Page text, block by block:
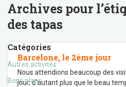
Archives pour
des tapas
Catégories
Autres activités
Bons plans
Barcelone, le 2ème jour
Nous attendions beaucoup des
jour, d’autant plus que le beau